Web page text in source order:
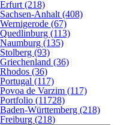
Erfurt (218)
Sachsen-Anhalt (408)
Wernigerode (67)
Quedlinburg (113)
Naumburg (135)
Stolberg (93)
Griechenland (36)
Rhodos (36)
Portugal (117)
Povoa de Varzim (117)
Portfolio (11728)
Baden-Württemberg (218)
Freiburg (218)